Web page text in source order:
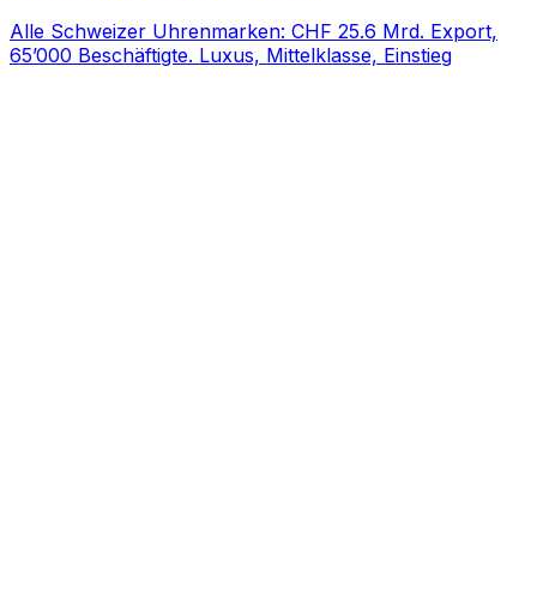
Alle Schweizer Uhrenmarken: CHF 25.6 Mrd. Export,
65’000 Beschäftigte. Luxus, Mittelklasse, Einstieg